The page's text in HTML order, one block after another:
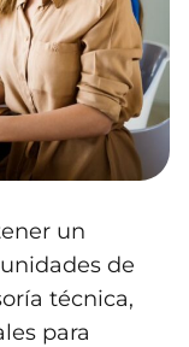
un
de
técnica,
para